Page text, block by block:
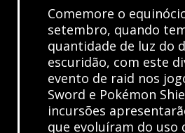
Comemore o
setembro, quando
quantidade de luz do
escuridão, com este
evento de raid nos
Sword e Pokémon
incursões
que evoluíram do uso